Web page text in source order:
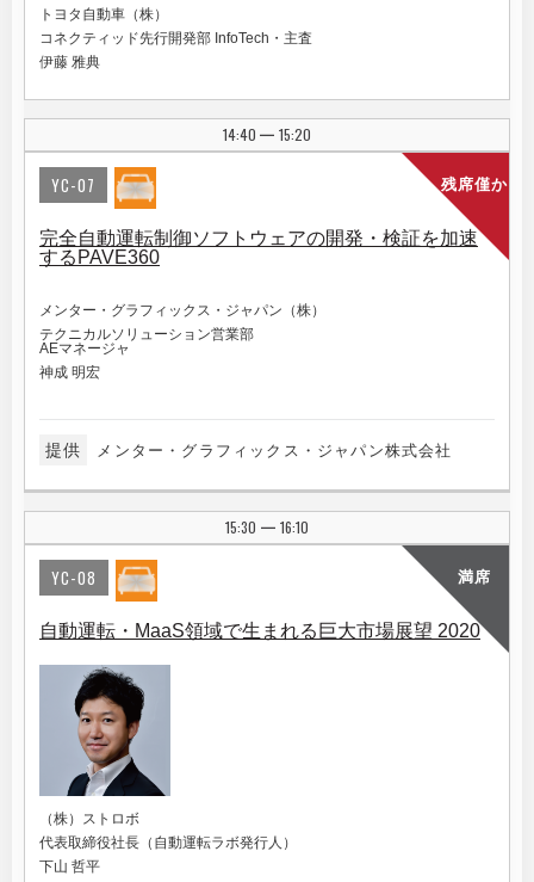
トヨタ自動車（株）
コネクティッド先行開発部 InfoTech・主査
伊藤 雅典
14:40 | 15:20
残席僅か
YC-07
完全自動運転制御ソフトウェアの開発・検証を加速
するPAVE360
メンター・グラフィックス・ジャパン（株）
テクニカルソリューション営業部
AEマネージャ
神成 明宏
提供 メンター・グラフィックス・ジャパン株式会社
15:30 | 16:10
満席
YC-08
自動運転・MaaS領域で生まれる巨大市場展望 2020
（株）ストロボ
代表取締役社長（自動運転ラボ発行人）
下山 哲平